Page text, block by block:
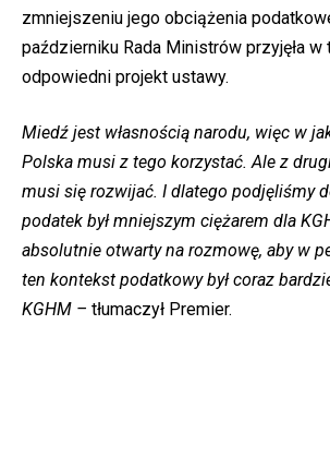
zmniejszeniu jego obciążenia
październiku Rada Ministrów przyjęła w
odpowiedni projekt ustawy.
Miedź jest własnością narodu, więc w
Polska musi z tego korzystać. Ale z
musi się rozwijać. I dlatego podjęliśmy
podatek był mniejszym ciężarem dla
absolutnie otwarty na rozmowę, aby w
ten kontekst podatkowy był coraz
KGHM – tłumaczył Premier.